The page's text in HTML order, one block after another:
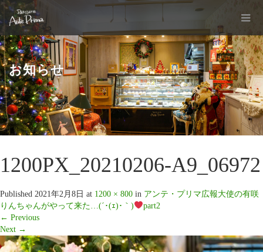
お知らせ
1200PX_20210206-A9_06972
Published 2021年2月8日 at 1200 × 800 in アンテ・プリマ広報大使の有咲
りんちゃんがやって来た…(´･(ｪ)･｀)
part2
← Previous
Next →